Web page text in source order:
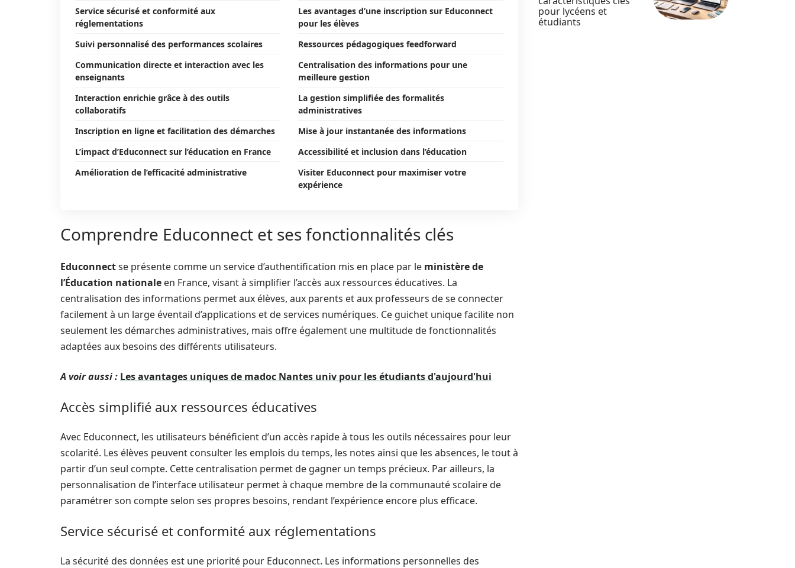
Service sécurisé et conformité aux
réglementations
Les avantages d’une inscription sur Educonnect
pour les élèves
Suivi personnalisé des performances scolaires
Ressources pédagogiques feedforward
Communication directe et interaction avec les
enseignants
Centralisation des informations pour une
meilleure gestion
Interaction enrichie grâce à des outils
collaboratifs
La gestion simplifiée des formalités
administratives
Inscription en ligne et facilitation des démarches
Mise à jour instantanée des informations
L’impact d’Educonnect sur l’éducation en France
Accessibilité et inclusion dans l’éducation
Amélioration de l’efficacité administrative
Visiter Educonnect pour maximiser votre
expérience
Comprendre Educonnect et ses fonctionnalités clés
Educonnectse présente comme un service d’authentification mis en place par le ministère de
l’Éducation nationale en France, visant à simplifier l’accès aux ressources éducatives. La
centralisation des informations permet aux élèves, aux parents et aux professeurs de se connecter
facilement à un large éventail d’applications et de services numériques. Ce guichet unique facilite non
seulement les démarches administratives, mais offre également une multitude de fonctionnalités
adaptées aux besoins des différents utilisateurs.
A voir aussi : Les avantages uniques de madoc Nantes univ pour les étudiants d'aujourd'hui
Accès simplifié aux ressources éducatives
Avec Educonnect, les utilisateurs bénéficient d’un accès rapide à tous les outils nécessaires pour leur
scolarité. Les élèves peuvent consulter les emplois du temps, les notes ainsi que les absences, le tout à
partir d’un seul compte. Cette centralisation permet de gagner un temps précieux. Par ailleurs, la
personnalisation de l’interface utilisateur permet à chaque membre de la communauté scolaire de
paramétrer son compte selon ses propres besoins, rendant l’expérience encore plus efficace.
Service sécurisé et conformité aux réglementations
La sécurité des données est une priorité pour Educonnect. Les informations personnelles des
pour lycéens et
étudiants